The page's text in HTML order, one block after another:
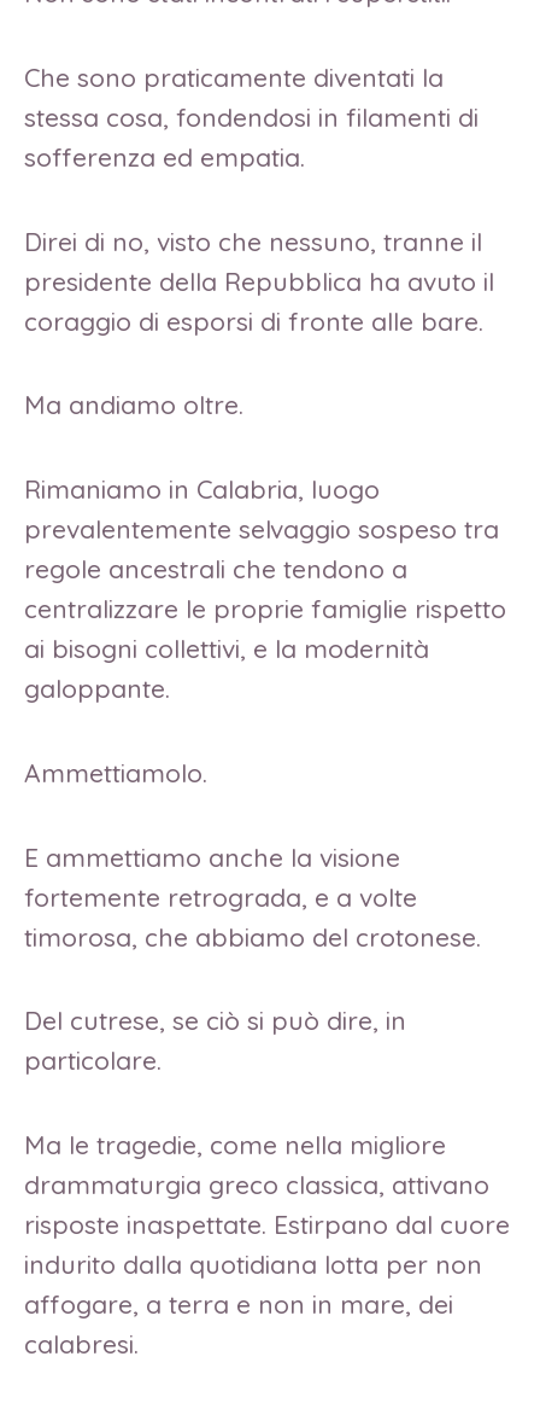
Che sono praticamente diventati la
stessa cosa, fondendosi in filamenti di
sofferenza ed empatia.
Direi di no, visto che nessuno, tranne il
presidente della Repubblica ha avuto il
coraggio di esporsi di fronte alle bare.
Ma andiamo oltre.
Rimaniamo in Calabria, luogo
prevalentemente selvaggio sospeso tra
regole ancestrali che tendono a
centralizzare le proprie famiglie rispetto
ai bisogni collettivi, e la modernità
galoppante.
Ammettiamolo.
E ammettiamo anche la visione
fortemente retrograda, e a volte
timorosa, che abbiamo del crotonese.
Del cutrese, se ciò si può dire, in
particolare.
Ma le tragedie, come nella migliore
drammaturgia greco classica, attivano
risposte inaspettate. Estirpano dal cuore
indurito dalla quotidiana lotta per non
affogare, a terra e non in mare, dei
calabresi.